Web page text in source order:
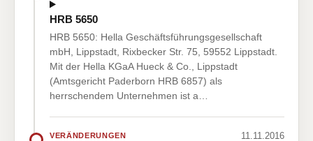
HRB 5650
HRB 5650: Hella Geschäftsführungsgesellschaft
mbH, Lippstadt, Rixbecker Str. 75, 59552 Lippstadt.
Mit der Hella KGaA Hueck & Co., Lippstadt
(Amtsgericht Paderborn HRB 6857) als
herrschendem Unternehmen ist a…
VERÄNDERUNGEN 11.11.2016